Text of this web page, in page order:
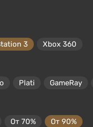
3 Xbox 360
Plati GameRay
От 70% От 90%